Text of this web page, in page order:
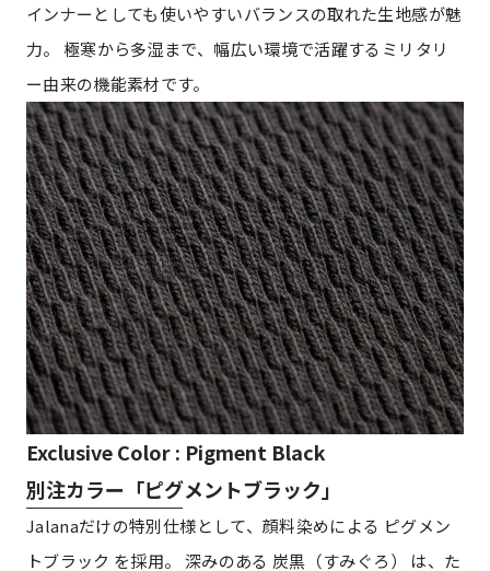
インナーとしても使いやすいバランスの取れた生地感が魅
力。 極寒から多湿まで、幅広い環境で活躍するミリタリ
ー由来の機能素材です。
Exclusive Color : Pigment Black
別注カラー「ピグメントブラック」
Jalanaだけの特別仕様として、顔料染めによる ピグメン
トブラック を採用。 深みのある 炭黒（すみぐろ） は、た